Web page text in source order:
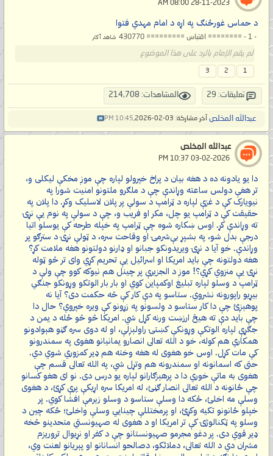
د حماس غورځنګ په اړه د امام مهدي فتوا
- 1 - ======== اقتباس ========= 430770 شاهد أكثر
لم يقم الإمام بالرد على هذا الموضوع
1
2
3
تعليقات: 29 المشاهدات: 214,708
عبدالله المخلص آخر مشاركة: 03-02-2026, 10:45 PM
عبدالله المخلص
دا یو یادونه ده د هغه بیان د پراخ خپرولو لپاره چې موږ مخکې لیکلی و،
تر هغې دولس ساعته وړاندې چې د ملګرو ملتونو امنیت شورا په
نیویارک کې د غزې لپاره د ټرامپ د سولې پر پلان لاسلیک وکړ. دا پلان په
حقیقت کې د ټرامپ یو چل، مکر او فریب و، چې د سولې په نوم یې نړۍ
ته وړاندې کړ. اوس ښکاره شوه چې ټرامپ په خپله طرحه کې یوسلو اتیا
درجې بدل شو، په بشپړ بې‌شرمۍ او وقاحت سره، د ټولې نړۍ د سترګو پر
وړاندې. خو آیا د نړۍ ویریدونکو جبانو او ډارنو دولتونو هغه ملامت کړ؟
هغه دولتونه چې باید امریکا او اسرائیل یې تحریم کړي وای تر څو ټوله
نړۍ یې منزوي کړي؟! موږ د الجزیرې پر چینل هم نیوکه کوو چې ولې د
ټرامپ د وسلو لپاره تبلیغ اوکمپاین کوي او بار بار الوتکو وړونکو جنګي
بیړیو راپورونه نشروي. ستاسو په دې کار کې څه حکمت دی؟ آیا نه
پوهېږئ چې دا کار ستاسو د ولسونو په زړونو کې ویره خپروي؟ حال دا
چې باید دې ته هیڅ ارزښت ورنه کړل شي. امریکا څو څو ځله د یمن د
جګړې لپاره الوتکې وړونکې کښتۍ راولېږلې، او له دوی سره ګڼو هېوادونو
همکاري هم کوله، خو د الله تعالی انصارو یمانیانو هغوی په سمندرونو
کې مات کړل. اوس خو هغوی له هغه وخته هم ډیر کمزوري شوي دي.
حتی که اسمانونه او سمندرونه هم وتړل شي، په الله تعالی قسم چې
هغوی به ماتې خوري دا د پرهېزګارانو لپاره یو درس دی. نو ای هغو کسانو
چې ځانونه د الله تعالی انصار ګڼئ، له امریکا سره اړیکې پرې کړئ، د هغوی
وسلې مه اخلئ، ځکه دا وسلې ستاسو د وسلو زېرمې افشا کوي. پر
خپلو ځانونو تکیه وکړئ، او پرمختللې چینایي وسلې واخلئ؛ ځکه چین د
وسلو په ټکنالوژۍ کې تر امریکا او د هغوی له صهیونستي متحدینو څخه
ډیر قوي دی. پر دغو مجرمو صهیونستانو چې د کفر او نړیوال تروریزم
مشران دي د الله تعالی، دملائکو، دصالحو انسانانو او پېریانو لعنت وي،